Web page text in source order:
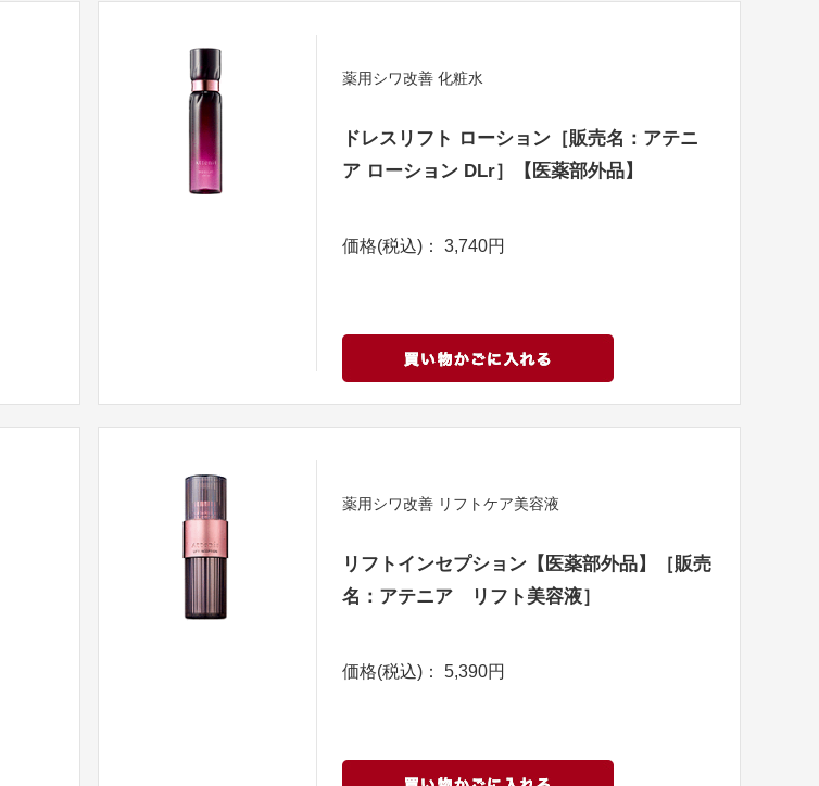
薬用シワ改善 化粧水
ドレスリフト ローション［販売名：アテニ
ア ローション DLr］【医薬部外品】
価格(税込)： 3,740円
薬用シワ改善 リフトケア美容液
リフトインセプション【医薬部外品】［販売
名：アテニア リフト美容液］
価格(税込)： 5,390円